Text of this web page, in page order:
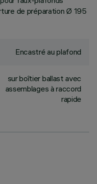
de préparation Ø 195
Encastré au plafond
sur boîtier ballast avec
assemblages à raccord
rapide